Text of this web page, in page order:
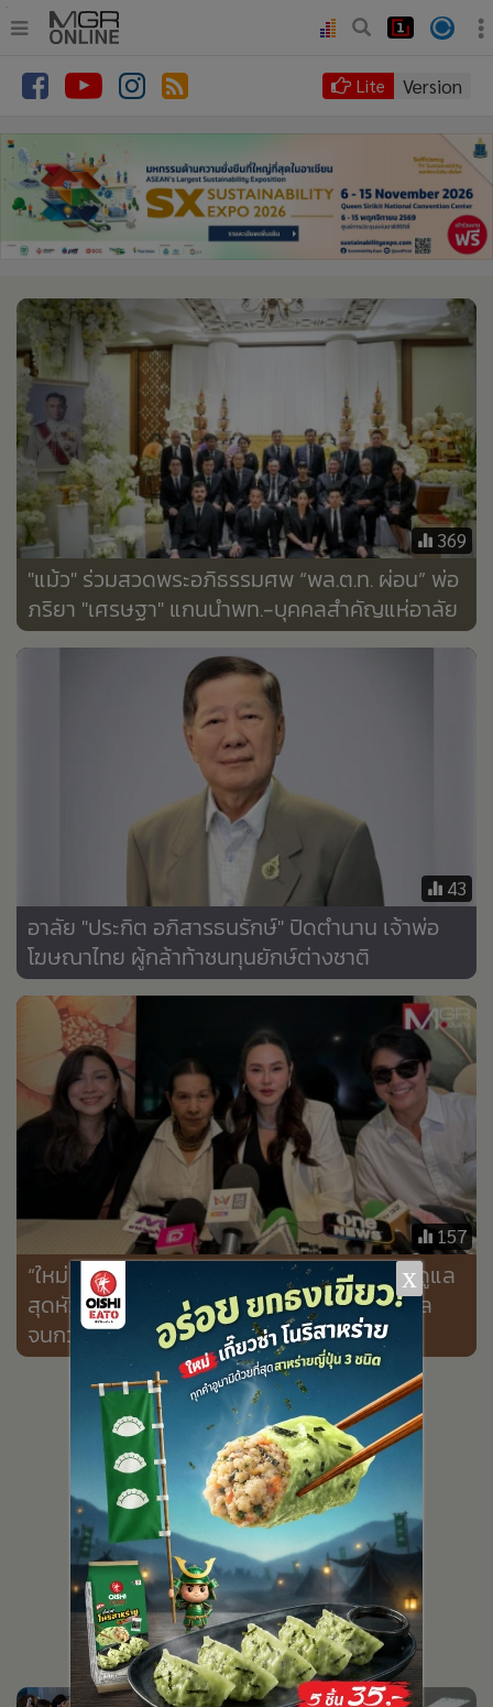
• หน้าหลัก
•
ภาคใต้
• ภูมิภาค
• Online Section
• บันเทิง
•
คอลัมนิสต์
• ละคร
CbizReview
• Cyber BIZ
• ผู้จัดกวน
• Good health & Well-being
• Green Innovation & SD
Management & HR
MGR Live
• Infographic
เศรษฐกิจ-ธุรกิจ
• ชุมชน-คุณภาพชีวิต
อาชญากรรม
• Motoring
•
เกม
วิทยาศาสตร์
•
SMEs
หุ้น
อินโดจีน
Celeb Online
ญี่ปุ่น
News1
• Gotomanager
Lite Version
369
"แม้ว" ร่วมสวดพระอภิธรรมศพ “พล.ต.ท. ผ่อน” พ่อ
ภริยา "เศรษฐา" แกนนำพท.-บุคคลสำคัญแห่อาลัย
43
อาลัย "ประกิต อภิสารธนรักษ์" ปิดตำนาน เจ้าพ่อ
โฆษณาไทย ผู้กล้าท้าชนทุนยักษ์ต่างชาติ
157
“ใหม่ เจริญปุระ” แจ้งความเพจกุข่าวทิ้งแม่ ยันดูแล
สุดหัวใจหลังผ่านวิกฤตเลือดคั่งในสมอง จะดูแล
จนกว่าจะสิ้นลมหายใจ (คลิป)
x